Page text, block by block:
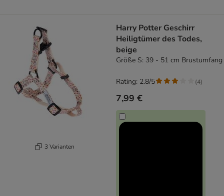
3 Varianten
Harry Potter Geschirr
Heiligtümer des Todes,
beige
Größe S: 39 - 51 cm Brustumfang
7,99 €
Rating: 2.8/5 (4)